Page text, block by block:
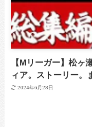
【Mリーガー】松ヶ
ィア。ストーリー。
2024年6月28日